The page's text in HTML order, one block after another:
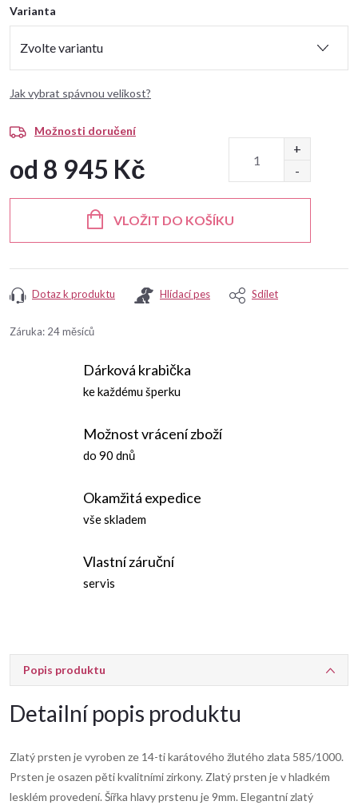
Varianta
Jak vybrat spávnou velikost?
Možnosti doručení
od 8 945 Kč
VLOŽIT DO KOŠÍKU
Dotaz k produktu Hlídací pes Sdílet
Záruka: 24 měsíců
Dárková krabička
ke každému šperku
Možnost vrácení zboží
do 90 dnů
Okamžitá expedice
vše skladem
Vlastní záruční
servis
Popis produktu
Detailní popis produktu
Zlatý prsten je vyroben ze 14-ti karátového žlutého zlata 585/1000.
Prsten je osazen pěti kvalitními zirkony. Zlatý prsten je v hladkém
lesklém provedení. Šířka hlavy prstenu je 9mm. Elegantní zlatý